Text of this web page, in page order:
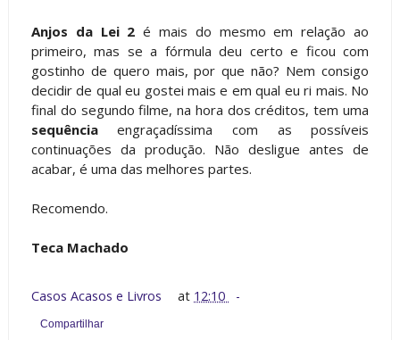
Anjos da Lei 2 é mais do mesmo em relação ao
primeiro, mas se a fórmula deu certo e ficou com
gostinho de quero mais, por que não? Nem consigo
decidir de qual eu gostei mais e em qual eu ri mais. No
final do segundo filme, na hora dos créditos, tem uma
sequênciaengraçadíssima com as possíveis
continuações da produção. Não desligue antes de
acabar, é uma das melhores partes.
Recomendo.
Teca Machado
Casos Acasos e Livros at 12:10
Compartilhar